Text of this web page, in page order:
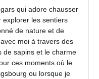
qui adore chausser
les sentiers
de nature et de
moi à travers des
de sapins et le charme
ces moments où le
ou lorsque je